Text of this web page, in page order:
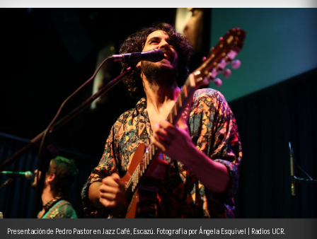
Presentación de Pedro Pastor en Jazz Café, Escazú. Fotografía por Ángela Esquivel | Radios UCR.